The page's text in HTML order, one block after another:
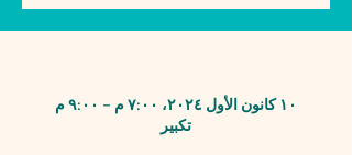
١٠ كانون الأول ٢٠٢٤، ٧:٠٠ م – ٩:٠٠ م
تكبير